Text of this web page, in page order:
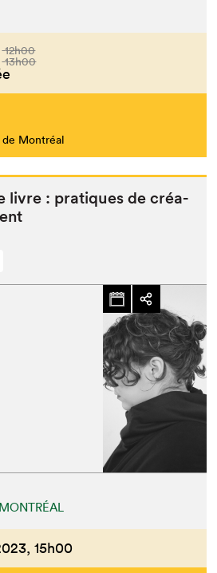
12h00
13h00
de Montréal
livre : pra­tiques de créa­
15h00